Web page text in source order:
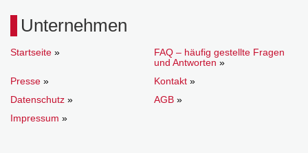
Unternehmen
Startseite »
FAQ – häufig gestellte Fragen
und Antworten »
Presse » Kontakt »
Datenschutz » AGB »
Impressum »